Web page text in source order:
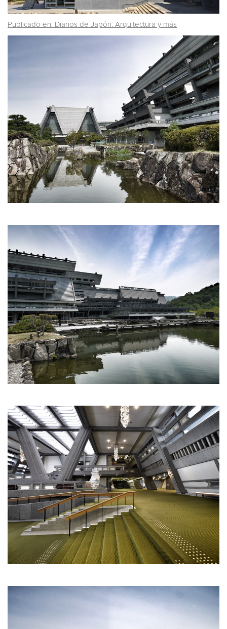
Publicado en: Diarios de Japón. Arquitectura y más